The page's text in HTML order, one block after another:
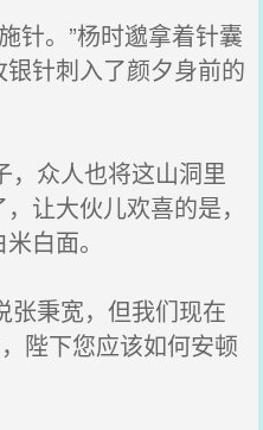
针。”杨时邈拿着针囊
针刺入了颜夕身前的
众人也将这山洞里
让大伙儿欢喜的是，
白面。
秉宽，但我们现在
陛下您应该如何安顿